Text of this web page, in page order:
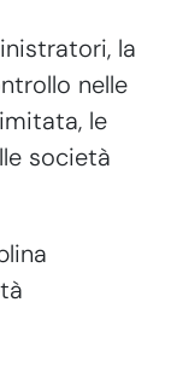
la
nelle
le
società